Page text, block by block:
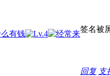
签名被
回复 支